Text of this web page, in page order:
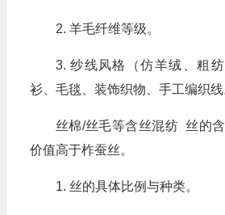
2. 羊毛纤维等级。
3. 纱线风格（仿羊绒、粗
衫、毛毯、装饰织物、手工编织线
丝棉/丝毛等含丝混纺 丝的
价值高于柞蚕丝。
1. 丝的具体比例与种类。